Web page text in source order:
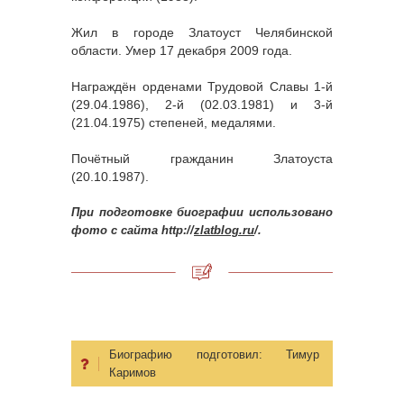
Жил в городе Златоуст Челябинской
области. Умер 17 декабря 2009 года.
Награждён орденами Трудовой Славы 1-й
(29.04.1986), 2-й (02.03.1981) и 3-й
(21.04.1975) степеней, медалями.
Почётный гражданин Златоуста
(20.10.1987).
При подготовке биографии использовано
фото с сайта http://zlatblog.ru/.
Биографию подготовил: Тимур
Каримов